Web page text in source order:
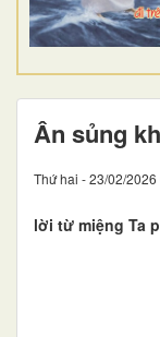
Ân sủng
Thứ hai - 23/02/2026
lời từ miệng Ta